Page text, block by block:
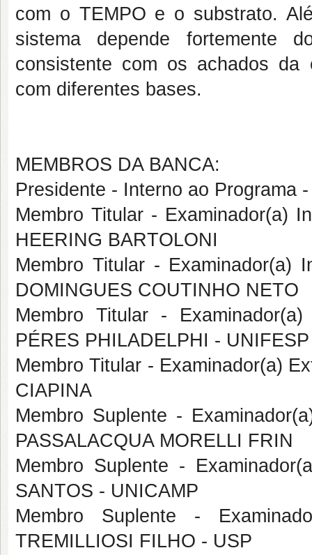
com o TEMPO e o substrato.
sistema depende fortemente
consistente com os achados da
com diferentes bases.
MEMBROS DA BANCA:
Presidente - Interno ao Programa
Membro Titular - Examinador(a)
HEERING BARTOLONI
Membro Titular - Examinador(a)
DOMINGUES COUTINHO NETO
Membro Titular -
PÉRES PHILADELPHI - UNIFESP
Membro Titular - Examinador(a)
CIAPINA
Membro Suplente -
PASSALACQUA MORELLI FRIN
Membro Suplente -
SANTOS - UNICAMP
Membro Suplente -
TREMILLIOSI FILHO - USP